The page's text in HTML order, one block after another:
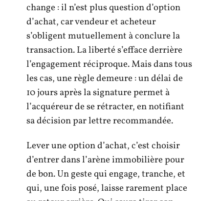
change : il n’est plus question d’option
d’achat, car vendeur et acheteur
s’obligent mutuellement à conclure la
transaction. La liberté s’efface derrière
l’engagement réciproque. Mais dans tous
les cas, une règle demeure : un délai de
10 jours après la signature permet à
l’acquéreur de se rétracter, en notifiant
sa décision par lettre recommandée.
Lever une option d’achat, c’est choisir
d’entrer dans l’arène immobilière pour
de bon. Un geste qui engage, tranche, et
qui, une fois posé, laisse rarement place